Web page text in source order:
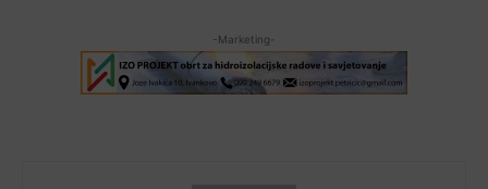
-Marketing-